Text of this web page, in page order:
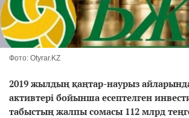
Фото: Otyrar.KZ
2019 жылдың қаңтар-наурыз
активтері бойынша есептелген
табыстың жалпы сомасы 112 млрд